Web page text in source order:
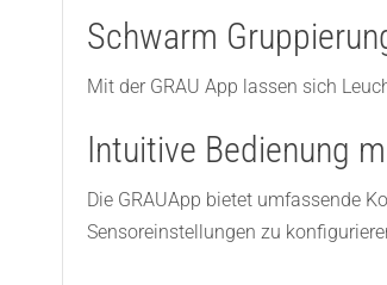
Schwarm
Mit der GRAU App lassen sich
Intuitive Bedienung
Die GRAUApp bietet umfassende
Sensoreinstellungen zu